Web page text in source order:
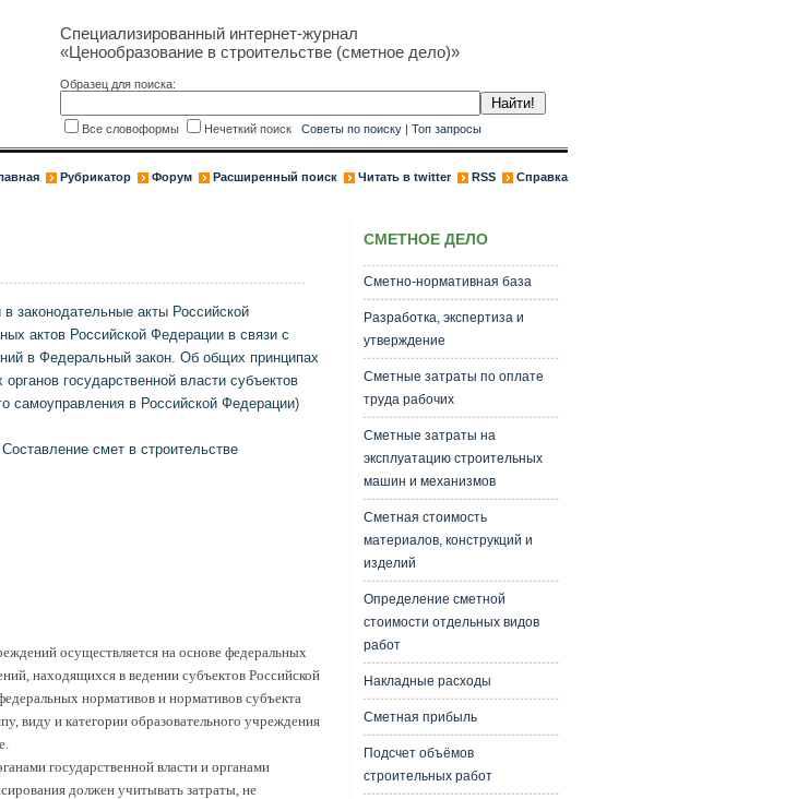
Специализированный интернет-журнал
«Ценообразование в строительстве (сметное дело)»
Образец для поиска:
Все словоформы Нечеткий поиск Советы по поиску| Топ запросы
Рубрикатор Форум Расширенный поиск Читать в twitter RSS Справка
законодательные акты Российской
актов Российской Федерации в связи с
в Федеральный закон. Об общих принципах
государственной власти субъектов
самоуправления в Российской Федерации)
Составление смет в строительстве
осуществляется на основе федеральных
находящихся в ведении субъектов Российской
нормативов и нормативов субъекта
виду и категории образовательного учреждения
государственной власти и органами
должен учитывать затраты, не
СМЕТНОЕ ДЕЛО
Сметно-нормативная база
Разработка, экспертиза и
утверждение
Сметные затраты по оплате
труда рабочих
Сметные затраты на
эксплуатацию строительных
машин и механизмов
Сметная стоимость
материалов, конструкций и
изделий
Определение сметной
стоимости отдельных видов
работ
Накладные расходы
Сметная прибыль
Подсчет объёмов
строительных работ